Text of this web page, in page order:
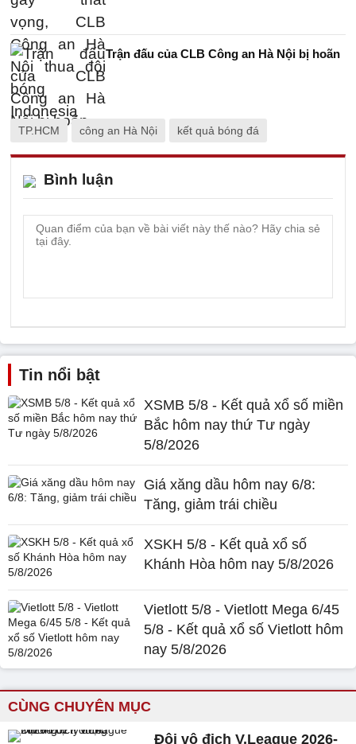
Trận đấu của CLB Công an Hà Nội bị hoãn
TP.HCM công an Hà Nội kết quả bóng đá
Bình luận
Tin nổi bật
XSMB 5/8 - Kết quả xổ số miền
Bắc hôm nay thứ Tư ngày
5/8/2026
Giá xăng dầu hôm nay 6/8:
Tăng, giảm trái chiều
XSKH 5/8 - Kết quả xổ số
Khánh Hòa hôm nay 5/8/2026
Vietlott 5/8 - Vietlott Mega 6/45
5/8 - Kết quả xổ số Vietlott hôm
nay 5/8/2026
CÙNG CHUYÊN MỤC
Đội vô địch V.League 2026-